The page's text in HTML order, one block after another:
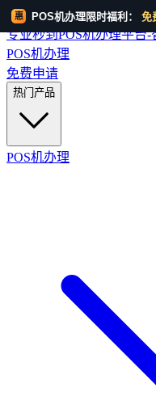
惠 POS机办理限时福利： 免
专业秒到POS机办理平台-
POS机办理
免费申请
热门产品
POS机办理